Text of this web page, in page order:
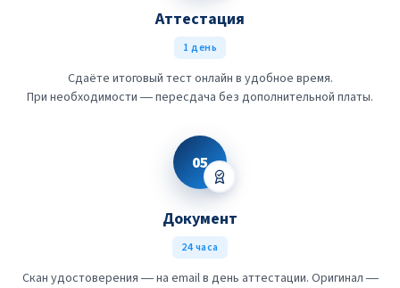
Аттестация
1 день
Сдаёте итоговый тест онлайн в удобное время.
При необходимости — пересдача без дополнительной платы.
05
Документ
24 часа
Скан удостоверения — на email в день аттестации. Оригинал —